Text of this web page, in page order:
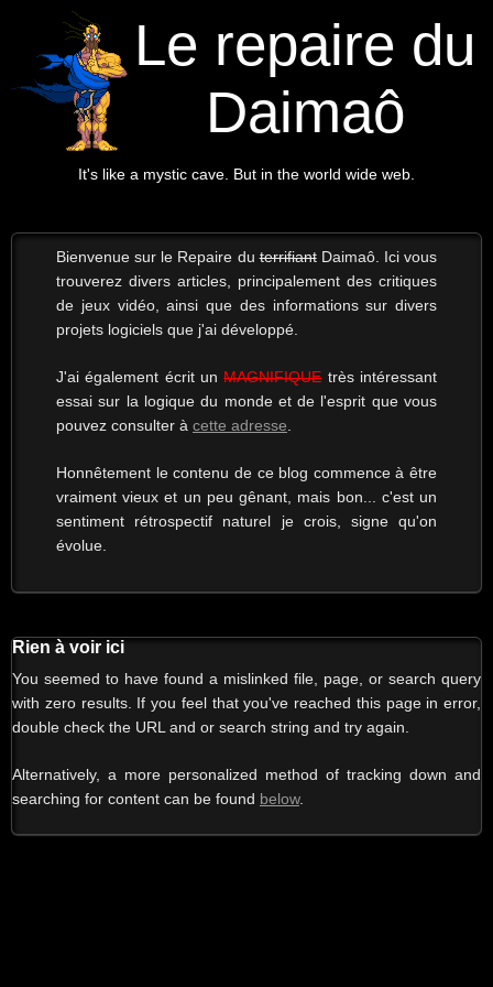
Le repaire du
Daimaô
It's like a mystic cave. But in the world wide web.
Bienvenue sur le Repaire duterrifiantDaimaô. Ici vous
trouverez divers articles, principalement des critiques
de jeux vidéo, ainsi que des informations sur divers
projets logiciels que j'ai développé.
J'ai également écrit unMAGNIFIQUEtrès intéressant
essai sur la logique du monde et de l'esprit que vous
pouvez consulter à cette adresse
Honnêtement le contenu de ce blog commence à être
vraiment vieux et un peu gênant, mais bon... c'est un
sentiment rétrospectif naturel je crois, signe qu'on
évolue.
Rien à voir ici
You seemed to have found a mislinked file, page, or search query
with zero results. If you feel that you've reached this page in error,
double check the URL and or search string and try again.
Alternatively, a more personalized method of tracking down and
searching for content can be found below.